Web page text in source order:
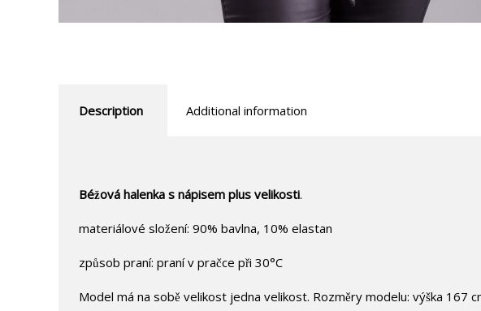
Description Additional information
Béžová halenka s nápisem plus velikosti.
materiálové složení: 90% bavlna, 10% elastan
způsob praní: praní v pračce při 30°C
Model má na sobě velikost jedna velikost. Rozměry modelu: výška 167